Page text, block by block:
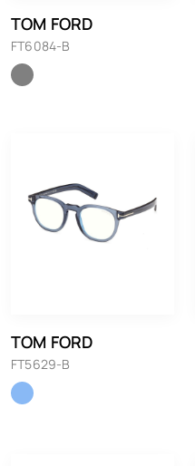
TOM FORD
FT6084-B
TOM FORD
FT5629-B